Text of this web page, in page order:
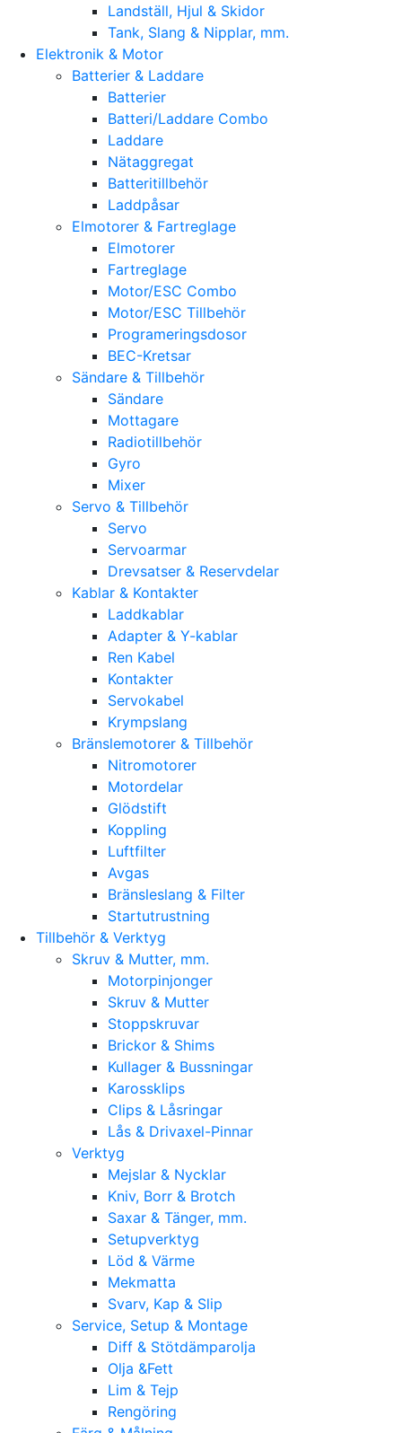
Landställ, Hjul & Skidor
Tank, Slang & Nipplar, mm.
Elektronik & Motor
Batterier & Laddare
Batterier
Batteri/Laddare Combo
Laddare
Nätaggregat
Batteritillbehör
Laddpåsar
Elmotorer & Fartreglage
Elmotorer
Fartreglage
Motor/ESC Combo
Motor/ESC Tillbehör
Programeringsdosor
BEC-Kretsar
Sändare & Tillbehör
Sändare
Mottagare
Radiotillbehör
Gyro
Mixer
Servo & Tillbehör
Servo
Servoarmar
Drevsatser & Reservdelar
Kablar & Kontakter
Laddkablar
Adapter & Y-kablar
Ren Kabel
Kontakter
Servokabel
Krympslang
Bränslemotorer & Tillbehör
Nitromotorer
Motordelar
Glödstift
Koppling
Luftfilter
Avgas
Bränsleslang & Filter
Startutrustning
Tillbehör & Verktyg
Skruv & Mutter, mm.
Motorpinjonger
Skruv & Mutter
Stoppskruvar
Brickor & Shims
Kullager & Bussningar
Karossklips
Clips & Låsringar
Lås & Drivaxel-Pinnar
Verktyg
Mejslar & Nycklar
Kniv, Borr & Brotch
Saxar & Tänger, mm.
Setupverktyg
Löd & Värme
Mekmatta
Svarv, Kap & Slip
Service, Setup & Montage
Diff & Stötdämparolja
Olja &Fett
Lim & Tejp
Rengöring